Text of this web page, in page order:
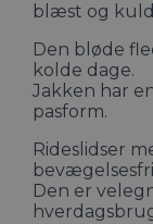
blæst og
Den bløde
kolde dage.
Jakken har
pasform.
Rideslidser
Den er